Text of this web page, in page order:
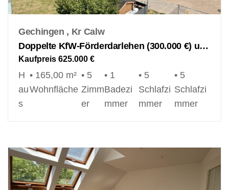
Gechingen , Kr Calw
Doppelte KfW-Förderdarlehen (300.000 €) und somit attraktivste Rate für Ihr massives Effizienzhaus KFW 40 QNG!
Kaufpreis 625.000 €
H
au
s
• 165,00 m²
Wohnfläche
• 5
Zimm
er
• 1
Badezi
mmer
• 5
Schlafzi
mmer
• 5
Schlafzi
mmer